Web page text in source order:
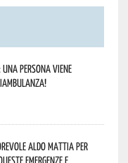
persona viene
Aldo Mattia per